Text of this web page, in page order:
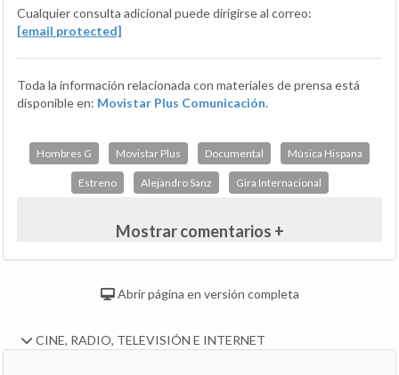
Cualquier consulta adicional puede dirigirse al correo:
[email protected]
Toda la información relacionada con materiales de prensa está
disponible en: Movistar Plus Comunicación.
Hombres G Movistar Plus Documental Música Hispana
Estreno Alejandro Sanz Gira Internacional
Mostrar comentarios +
Abrir página en versión completa
CINE, RADIO, TELEVISIÓN E INTERNET